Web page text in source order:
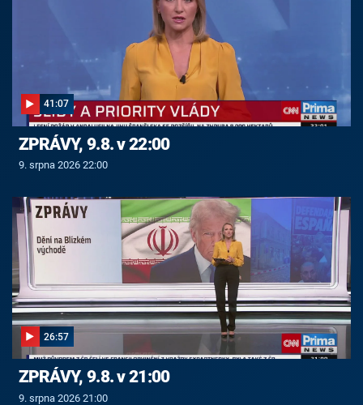
41:07
ZPRÁVY, 9.8. v 22:00
9. srpna 2026 22:00
26:57
ZPRÁVY, 9.8. v 21:00
9. srpna 2026 21:00